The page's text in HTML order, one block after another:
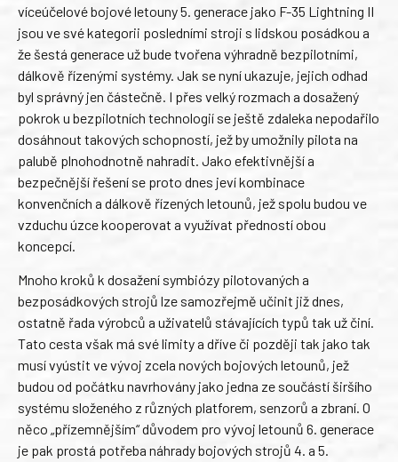
víceúčelové bojové letouny 5. generace jako F-35 Lightning II
jsou ve své kategorii posledními stroji s lidskou posádkou a
že šestá generace už bude tvořena výhradně bezpilotními,
dálkově řízenými systémy. Jak se nyní ukazuje, jejich odhad
byl správný jen částečně. I přes velký rozmach a dosažený
pokrok u bezpilotních technologií se ještě zdaleka nepodařilo
dosáhnout takových schopností, jež by umožnily pilota na
palubě plnohodnotně nahradit. Jako efektivnější a
bezpečnější řešení se proto dnes jeví kombinace
konvenčních a dálkově řízených letounů, jež spolu budou ve
vzduchu úzce kooperovat a využívat předností obou
koncepcí.
Mnoho kroků k dosažení symbiózy pilotovaných a
bezposádkových strojů lze samozřejmě učinit již dnes,
ostatně řada výrobců a uživatelů stávajících typů tak už činí.
Tato cesta však má své limity a dříve či později tak jako tak
musí vyústit ve vývoj zcela nových bojových letounů, jež
budou od počátku navrhovány jako jedna ze součástí širšího
systému složeného z různých platforem, senzorů a zbraní. O
něco „přízemnějším“ důvodem pro vývoj letounů 6. generace
je pak prostá potřeba náhrady bojových strojů 4. a 5.